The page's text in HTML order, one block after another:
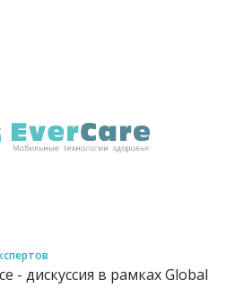
- дискуссия в рамках Global